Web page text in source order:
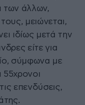
των άλλων,
μειώνεται,
ιδίως μετά την
είτε για
σύμφωνα με
επενδύσεις,